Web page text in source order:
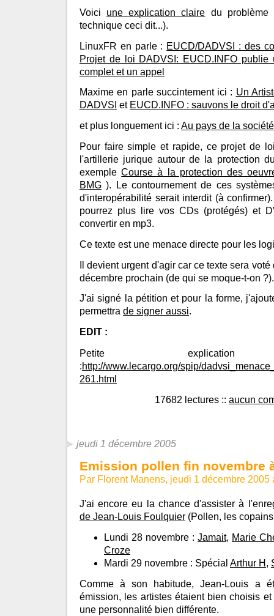
Voici une explication claire du problème
technique ceci dit...).
LinuxFR en parle : EUCD/DADVSI : des
Projet de loi DADVSI: EUCD.INFO publie
complet et un appel
Maxime en parle succintement ici : Un
DADVSI et EUCD.INFO : sauvons le droit
et plus longuement ici : Au pays de la
Pour faire simple et rapide, ce projet de
l'artillerie jurique autour de la protection
exempleCourse à la protection des
BMG ). Le contournement de ces
d'interopérabilité serait interdit (à
pourrez plus lire vos CDs (protégés) et
convertir en mp3.
Ce texte est une menace directe pour les
Il devient urgent d'agir car ce texte sera
décembre prochain (de qui se moque-t-on ?).
J'ai signé la pétition et pour la forme,
permettra de signer aussi.
EDIT :
Petite explication
:http://www.lecargo.org/spip/
261.html
17682 lectures :: aucun
jeudi 1 décembre 2005
Emission pollen fin novembre
Par Florent Manens, jeudi 1 décembre
J'ai encore eu la chance d'assister à
de Jean-Louis Foulquier (Pollen, les
Lundi 28 novembre : Jamait, Marie
Croze
Mardi 29 novembre : Spécial Arthur H ,
Comme à son habitude, Jean-Louis a
émission, les artistes étaient bien choisis
une personnalité bien différente.